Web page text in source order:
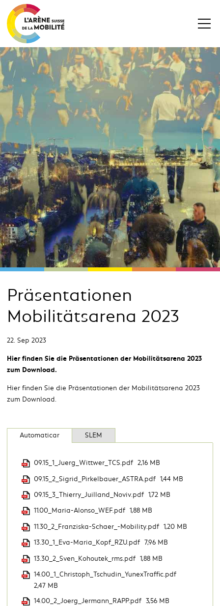
News
Archive
FRANZÖSISCH
DEUTSCH
Präsentationen
Mobilitätsarena 2023
22. Sep 2023
Hier finden Sie die Präsentationen der Mobilitätsarena 2023
zum Download.
Hier finden Sie die Präsentationen der Mobilitätsarena 2023
zum Download.
Automaticar SLEM
09.15_1_Juerg_Wittwer_TCS.pdf 2,16 MB
09.15_2_Sigrid_Pirkelbauer_ASTRA.pdf 1,44 MB
09.15_3_Thierry_Juilland_Noviv.pdf 1,72 MB
11.00_Maria-Alonso_WEF.pdf 1,88 MB
11.30_2_Franziska-Schaer_-Mobility.pdf 1,20 MB
13.30_1_Eva-Maria_Kopf_RZU.pdf 7,96 MB
13.30_2_Sven_Kohoutek_rms.pdf 1,88 MB
14.00_1_Christoph_Tschudin_YunexTraffic.pdf
2,47 MB
14.00_2_Joerg_Jermann_RAPP.pdf 3,56 MB